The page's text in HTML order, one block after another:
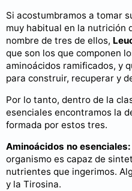
Si acostumbramos a tomar
muy habitual en la nutrición
nombre de tres de ellos,
que son los que componen
aminoácidos ramificados, y
para construir, recuperar y
Por lo tanto, dentro de la
esenciales encontramos la
formada por estos tres.
Aminoácidos no esenciales:
organismo es capaz de
nutrientes que ingerimos.
y la Tirosina.